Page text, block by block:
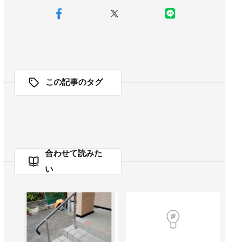
この記事のタグ
合わせて読みた
い